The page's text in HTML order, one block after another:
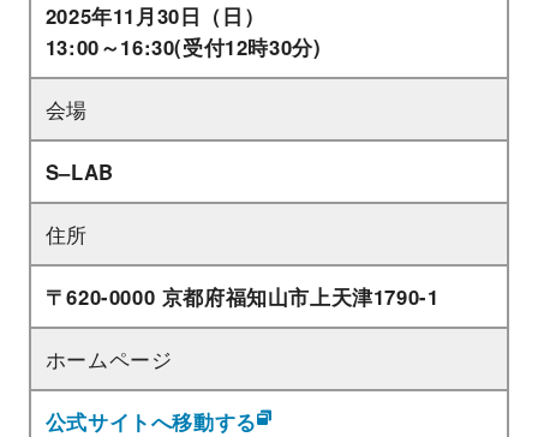
2025年11月30日（日）
13:00～16:30(受付12時30分)
会場
S–LAB
住所
〒620-0000 京都府福知山市上天津1790-1
ホームページ
公式サイトへ移動する